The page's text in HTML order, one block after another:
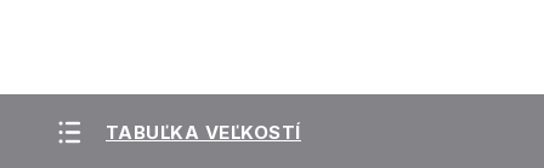
TABUĽKA VEĽKOSTÍ